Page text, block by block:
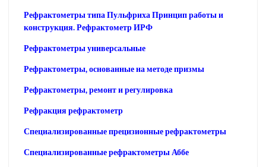
Рефрактометры типа Пульфриха Принцип работы и
конструкция. Рефрактометр ИРФ
Рефрактометры универсальные
Рефрактометры, основанные на методе призмы
Рефрактометры, ремонт и регулировка
Рефракция рефрактометр
Специализированные прецизионные рефрактометры
Специализированные рефрактометры Аббе